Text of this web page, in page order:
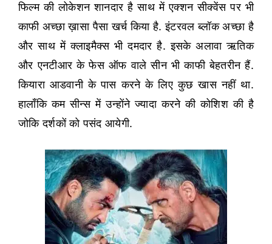
फिल्म की लोकेशन शानदार है साथ में एक्शन सीक्वेंस पर भी
काफी अच्छा ख़ासा पैसा खर्च किया है. इंटरवल ब्लॉक अच्छा है
और साथ में क्लाइमैक्स भी दमदार है. इसके अलावा ऋतिक
और एनटीआर के फेस ऑफ वाले सीन भी काफी बेहतरीन हैं.
कियारा आडवानी के पास करने के लिए कुछ खास नहीं था.
हालाँकि कम सीन्स में उन्होंने ज्यादा करने की कोशिश की है
जोकि दर्शकों को पसंद आयेगी.